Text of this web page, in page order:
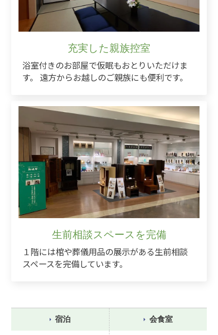
充実した親族控室
浴室付きのお部屋で仮眠もおとりいただけま
す。 遠方からお越しのご親族にも便利です。
生前相談スペースを完備
１階には棺や葬儀用品の展示がある生前相談
スペースを完備しています。
宿泊 会食室